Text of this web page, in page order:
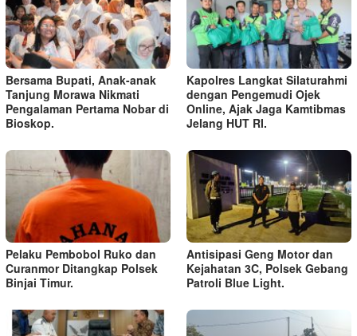
Bersama Bupati, Anak-anak
Tanjung Morawa Nikmati
Pengalaman Pertama Nobar di
Bioskop.
Kapolres Langkat Silaturahmi
dengan Pengemudi Ojek
Online, Ajak Jaga Kamtibmas
Jelang HUT RI.
Pelaku Pembobol Ruko dan
Curanmor Ditangkap Polsek
Binjai Timur.
Antisipasi Geng Motor dan
Kejahatan 3C, Polsek Gebang
Patroli Blue Light.